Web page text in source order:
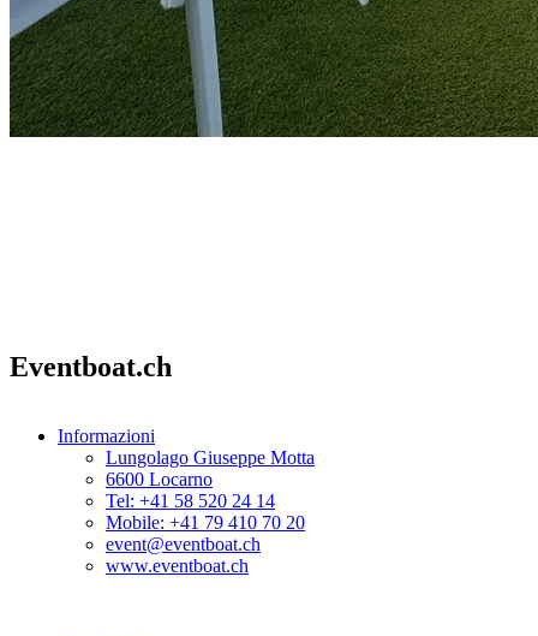
Eventboat.ch
Informazioni
Lungolago Giuseppe Motta
6600 Locarno
Tel: +41 58 520 24 14
Mobile: +41 79 410 70 20
event@eventboat.ch
www.eventboat.ch